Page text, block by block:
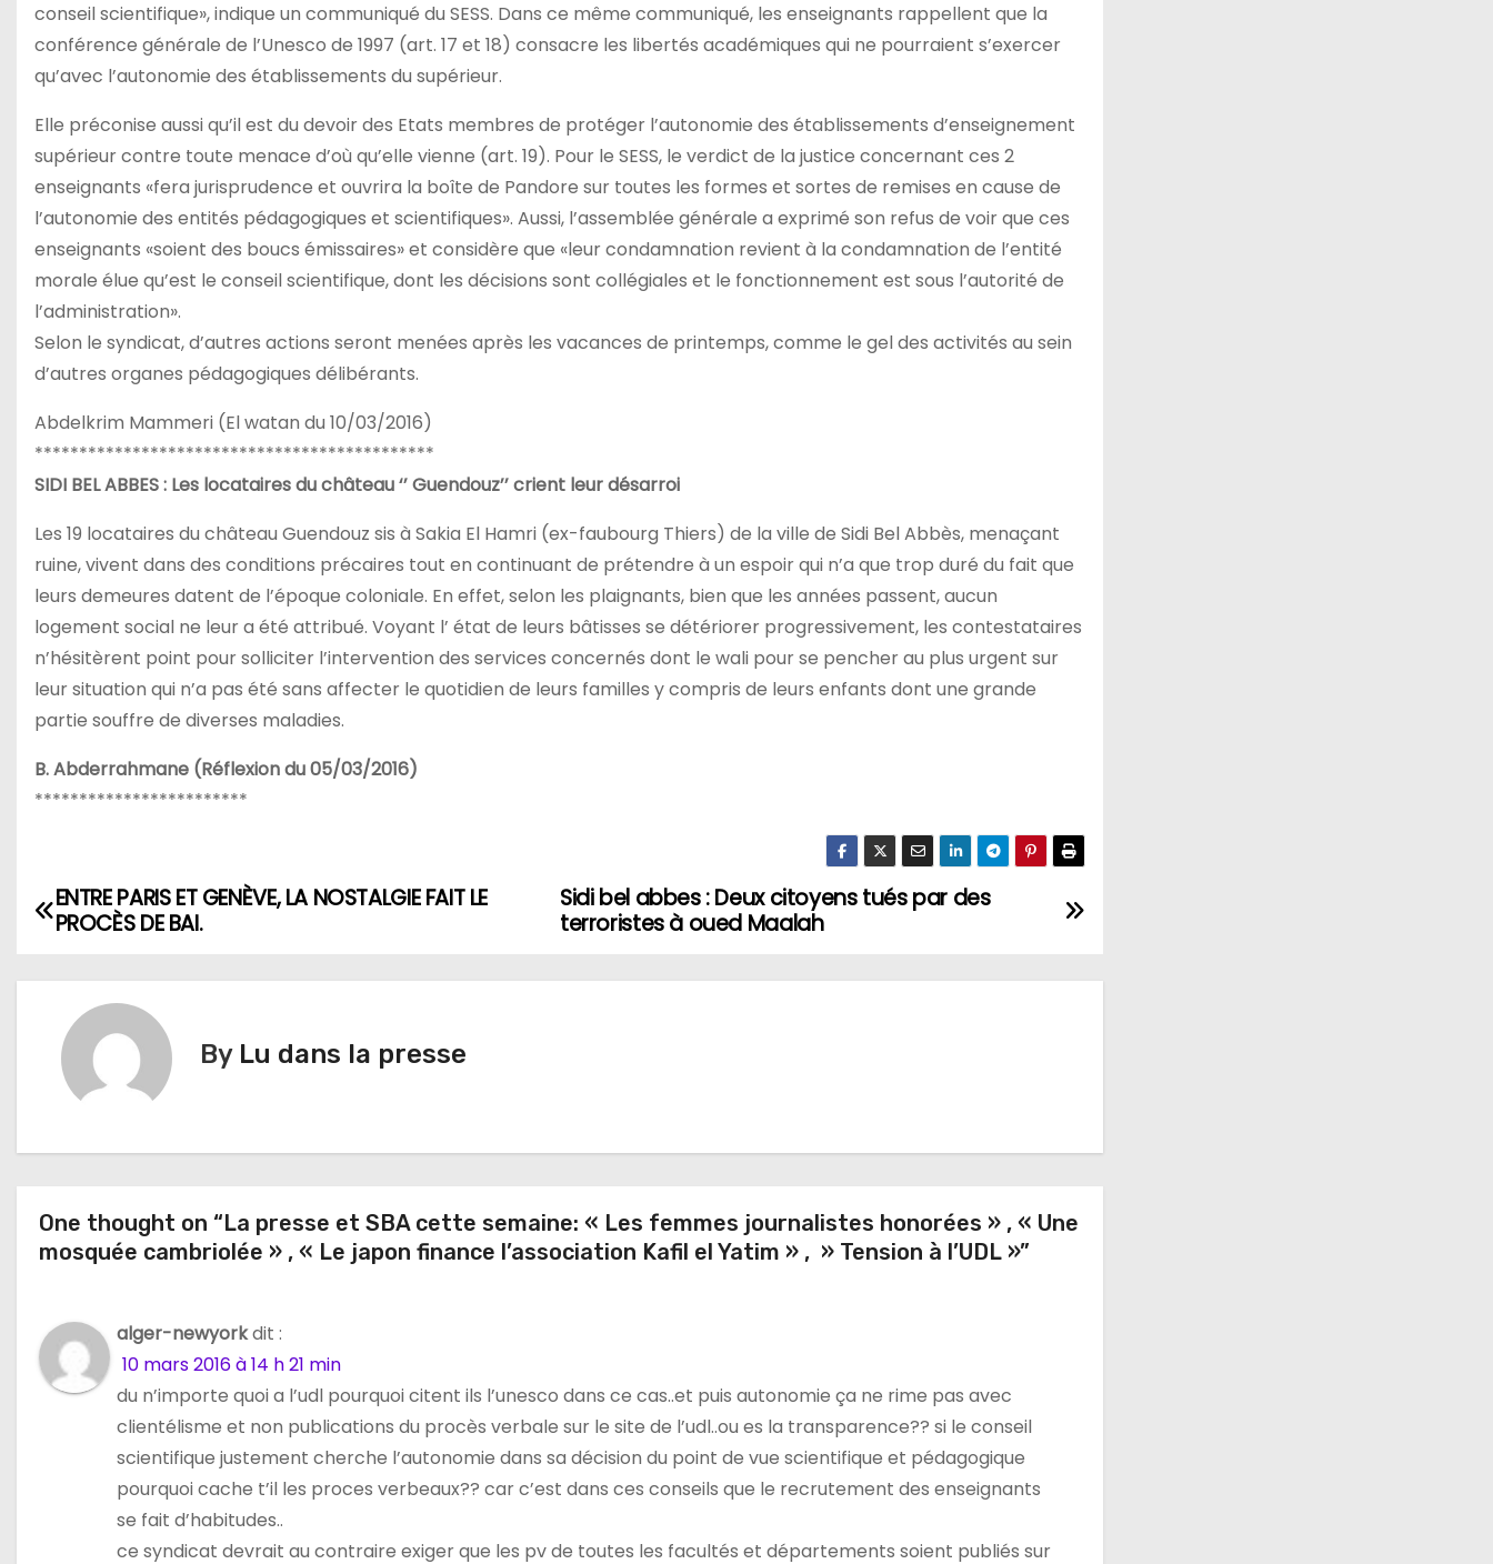
conseil scientifique», indique un communiqué du SESS. Dans ce même communiqué, les enseignants rappellent que la
conférence générale de l’Unesco de 1997 (art. 17 et 18) consacre les libertés académiques qui ne pourraient s’exercer
qu’avec l’autonomie des établissements du supérieur.
Elle préconise aussi qu’il est du devoir des Etats membres de protéger l’autonomie des établissements d’enseignement
supérieur contre toute menace d’où qu’elle vienne (art. 19). Pour le SESS, le verdict de la justice concernant ces 2
enseignants «fera jurisprudence et ouvrira la boîte de Pandore sur toutes les formes et sortes de remises en cause de
l’autonomie des entités pédagogiques et scientifiques». Aussi, l’assemblée générale a exprimé son refus de voir que ces
enseignants «soient des boucs émissaires» et considère que «leur condamnation revient à la condamnation de l’entité
morale élue qu’est le conseil scientifique, dont les décisions sont collégiales et le fonctionnement est sous l’autorité de
l’administration».
Selon le syndicat, d’autres actions seront menées après les vacances de printemps, comme le gel des activités au sein
d’autres organes pédagogiques délibérants.
Abdelkrim Mammeri (El watan du 10/03/2016)
*********************************************
SIDI BEL ABBES : Les locataires du château ‘’ Guendouz’’ crient leur désarroi
Les 19 locataires du château Guendouz sis à Sakia El Hamri (ex-faubourg Thiers) de la ville de Sidi Bel Abbès, menaçant
ruine, vivent dans des conditions précaires tout en continuant de prétendre à un espoir qui n’a que trop duré du fait que
leurs demeures datent de l’époque coloniale. En effet, selon les plaignants, bien que les années passent, aucun
logement social ne leur a été attribué. Voyant l’ état de leurs bâtisses se détériorer progressivement, les contestataires
n’hésitèrent point pour solliciter l’intervention des services concernés dont le wali pour se pencher au plus urgent sur
leur situation qui n’a pas été sans affecter le quotidien de leurs familles y compris de leurs enfants dont une grande
partie souffre de diverses maladies.
B. Abderrahmane (Réflexion du 05/03/2016)
************************
N
i
n
d
Sidi bel abbes : Deux citoyens tués par des
terroristes à oued Maalah
ENTRE PARIS ET GENÈVE, LA NOSTALGIE FAIT LE
PROCÈS DE BAI.
By Lu dans la presse
One thought on “La presse et SBA cette semaine: « Les femmes journalistes honorées » , « Une
mosquée cambriolée » , « Le japon finance l’association Kafil el Yatim » , » Tension à l’UDL »”
alger-newyorkdit :
10 mars 2016 à 14 h 21 min
du n’importe quoi a l’udl pourquoi citent ils l’unesco dans ce cas..et puis autonomie ça ne rime pas avec
clientélisme et non publications du procès verbale sur le site de l’udl..ou es la transparence?? si le conseil
scientifique justement cherche l’autonomie dans sa décision du point de vue scientifique et pédagogique
pourquoi cache t’il les proces verbeaux?? car c’est dans ces conseils que le recrutement des enseignants
se fait d’habitudes..
ce syndicat devrait au contraire exiger que les pv de toutes les facultés et départements soient publiés sur